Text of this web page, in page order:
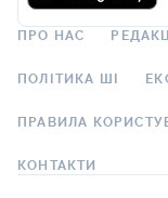
ПРО НАС
ПОЛІТИКА ШІ
ПРАВИЛА
КОНТАКТИ